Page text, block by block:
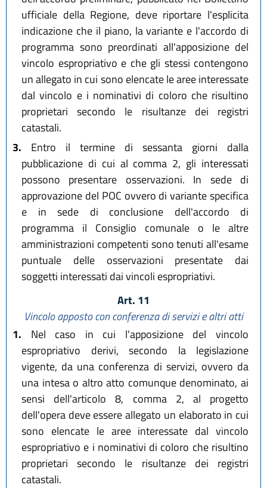
ufficiale della Regione, deve riportare l'esplicita
indicazione che il piano, la variante e l'accordo di
programma sono preordinati all'apposizione del
vincolo espropriativo e che gli stessi contengono
un allegato in cui sono elencate le aree interessate
dal vincolo e i nominativi di coloro che risultino
proprietari secondo le risultanze dei registri
catastali.
3. Entro il termine di sessanta giorni dalla
pubblicazione di cui al comma 2, gli interessati
possono presentare osservazioni. In sede di
approvazione del POC ovvero di variante specifica
e in sede di conclusione dell'accordo di
programma il Consiglio comunale o le altre
amministrazioni competenti sono tenuti all'esame
puntuale delle osservazioni presentate dai
soggetti interessati dai vincoli espropriativi.
Art. 11
Vincolo apposto con conferenza di servizi e altri atti
1. Nel caso in cui l'apposizione del vincolo
espropriativo derivi, secondo la legislazione
vigente, da una conferenza di servizi, ovvero da
una intesa o altro atto comunque denominato, ai
sensi dell'articolo 8, comma 2, al progetto
dell'opera deve essere allegato un elaborato in cui
sono elencate le aree interessate dal vincolo
espropriativo e i nominativi di coloro che risultino
proprietari secondo le risultanze dei registri
catastali.